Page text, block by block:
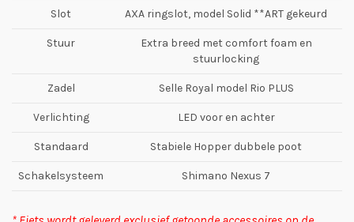
Slot AXA ringslot, model Solid **ART gekeurd
Stuur
Extra breed met comfort foam en
stuurlocking
Zadel Selle Royal model Rio PLUS
Verlichting LED voor en achter
Standaard Stabiele Hopper dubbele poot
Schakelsysteem Shimano Nexus 7